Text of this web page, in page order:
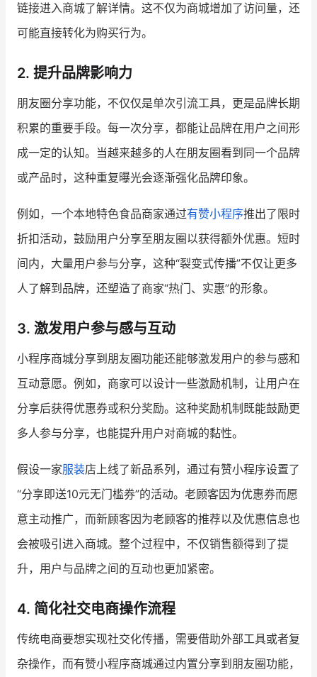
链接进入商城了解详情。这不仅为商城增加了访问量，还
可能直接转化为购买行为。
2. 提升品牌影响力
朋友圈分享功能，不仅仅是单次引流工具，更是品牌长期
积累的重要手段。每一次分享，都能让品牌在用户之间形
成一定的认知。当越来越多的人在朋友圈看到同一个品牌
或产品时，这种重复曝光会逐渐强化品牌印象。
例如，一个本地特色食品商家通过有赞小程序推出了限时
折扣活动，鼓励用户分享至朋友圈以获得额外优惠。短时
间内，大量用户参与分享，这种“裂变式传播”不仅让更多
人了解到品牌，还塑造了商家“热门、实惠”的形象。
3. 激发用户参与感与互动
小程序商城分享到朋友圈功能还能够激发用户的参与感和
互动意愿。例如，商家可以设计一些激励机制，让用户在
分享后获得优惠券或积分奖励。这种奖励机制既能鼓励更
多人参与分享，也能提升用户对商城的黏性。
假设一家服装店上线了新品系列，通过有赞小程序设置了
“分享即送10元无门槛券”的活动。老顾客因为优惠券而愿
意主动推广，而新顾客因为老顾客的推荐以及优惠信息也
会被吸引进入商城。整个过程中，不仅销售额得到了提
升，用户与品牌之间的互动也更加紧密。
4. 简化社交电商操作流程
传统电商要想实现社交化传播，需要借助外部工具或者复
杂操作，而有赞小程序商城通过内置分享到朋友圈功能，